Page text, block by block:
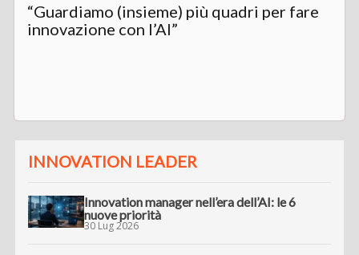
“Guardiamo (insieme) più quadri per fare
innovazione con l’AI”
INNOVATION LEADER
Innovation manager nell’era dell’AI: le 6
nuove priorità
30 Lug 2026